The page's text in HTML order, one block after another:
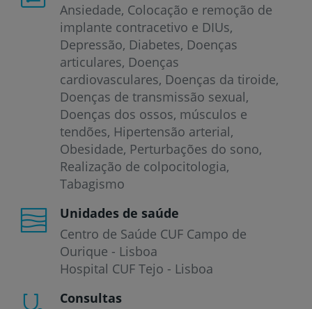
Ansiedade Colocação e remoção de
implante contracetivo e DIUs
Depressão Diabetes Doenças
articulares Doenças
cardiovasculares Doenças da tiroide
Doenças de transmissão sexual
Doenças dos ossos, músculos e
tendões Hipertensão arterial
Obesidade Perturbações do sono
Realização de colpocitologia
Tabagismo
Unidades de saúde
Centro de Saúde CUF Campo de
Ourique - Lisboa
Hospital CUF Tejo - Lisboa
Consultas